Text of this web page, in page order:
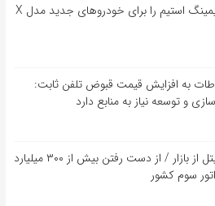
تسلا سرویس گیمینگ استیم را برای خودروهای جدید مدل X
به افزایش قیمت قبوض تلفن ثابت:
و توسعه نیاز به منابع دارد
احتمال خروج رایتل از بازار / از دست رفتن بیش از ۳۰۰ میلیارد
سوم کشور